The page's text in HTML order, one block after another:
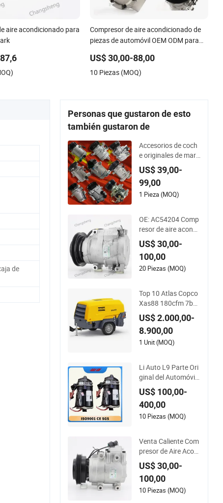
aire acondicionado para
Compresor de aire acondicionado de
piezas de automóvil OEM ODM para
1970
US$ 30,00-88,00
10 Piezas (MOQ)
de
Personas que gustaron de esto
también gustaron de
Accesorios de coch
e originales de marc
a nueva OEM ODM,
piezas de repuesto
para vehículos, com
presor de aire acon
d, Chery, Great Wall,
Maxus, Geely
US$ 39,00-
99,00
1 Pieza (MOQ)
OE: AC54204 Comp
resor de aire acondi
cionado automático
para Toyota
US$ 30,00-
100,00
20 Piezas (MOQ)
Top 10 Atlas Copco
Xas88 180cfm 7bar
Kubota 33kw Comp
resor de Aire Rotativ
o Pequeño Móvil pa
ra Neumáticos de A
US$ 2.000,00-
8.900,00
1 Unit (MOQ)
Li Auto L9 Parte Ori
ginal del Automóvil
Repuesto Compres
or de Suspensión N
eumática X01-2915
0021 Desde Fábrica
evos
US$ 100,00-
400,00
10 Piezas (MOQ)
Venta Caliente Com
presor de Aire Acon
dicionado para Hyu
ndai Elantra, Piezas
de Refrigeración de
Vehículo, Compreso
US$ 30,00-
100,00
10 Piezas (MOQ)